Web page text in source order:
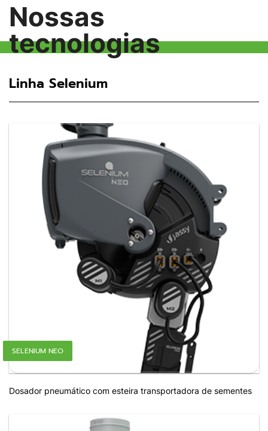
Nossas
tecnologias
Linha Selenium
SELENIUM NEO
Dosador pneumático com esteira transportadora de sementes